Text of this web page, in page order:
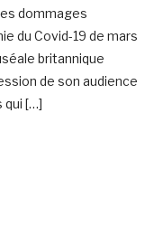
dommages
du Covid-19 de mars
britannique
de son audience
qui […]